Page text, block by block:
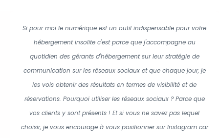
Si pour moi le numérique est un outil indispensable pour votre
hébergement insolite c'est parce que j'accompagne au
quotidien des gérants d'hébergement sur leur stratégie de
communication sur les réseaux sociaux et que chaque jour, je
les vois obtenir des résultats en termes de visibilité et de
réservations. Pourquoi utiliser les réseaux sociaux ? Parce que
vos clients y sont présents ! Et si vous ne savez pas lequel
choisir, je vous encourage à vous positionner sur Instagram car